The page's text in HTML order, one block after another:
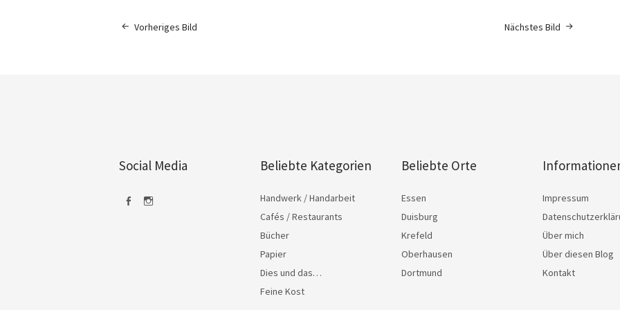
Nächstes Bild
Vorheriges Bild
Social Media Beliebte Kategorien
Handwerk / Handarbeit
Cafés / Restaurants
Bücher
Papier
Dies und das…
Feine Kost
Beliebte Orte
Essen
Duisburg
Krefeld
Oberhausen
Dortmund
Impressum
Über mich
Über diesen Blog
Kontakt